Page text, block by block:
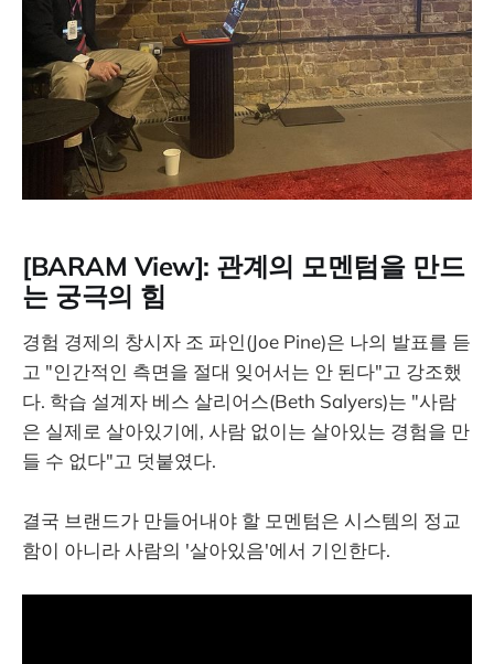
[BARAM View]: 관계의 모멘텀을 만드
는 궁극의 힘
경험 경제의 창시자 조 파인(Joe Pine)은 나의 발표를 듣
고 "인간적인 측면을 절대 잊어서는 안 된다"고 강조했
다. 학습 설계자 베스 살리어스(Beth Salyers)는 "사람
은 실제로 살아있기에, 사람 없이는 살아있는 경험을 만
들 수 없다"고 덧붙였다.
결국 브랜드가 만들어내야 할 모멘텀은 시스템의 정교
함이 아니라 사람의 '살아있음'에서 기인한다.